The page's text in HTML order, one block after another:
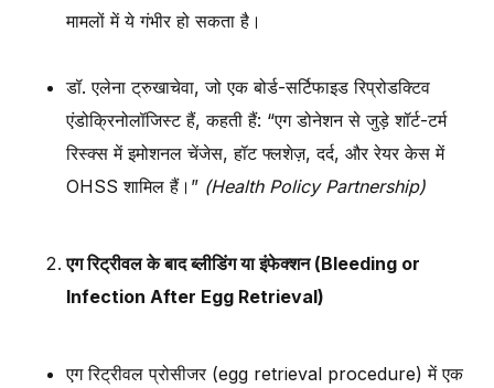
मामलों में ये गंभीर हो सकता है।
डॉ. एलेना ट्रुखाचेवा, जो एक बोर्ड-सर्टिफाइड रिप्रोडक्टिव
एंडोक्रिनोलॉजिस्ट हैं, कहती हैं: “एग डोनेशन से जुड़े शॉर्ट-टर्म
रिस्क्स में इमोशनल चेंजेस, हॉट फ्लशेज़, दर्द, और रेयर केस में
OHSS शामिल हैं।” (Health Policy Partnership)
एग रिट्रीवल के बाद ब्लीडिंग या इंफेक्शन (Bleeding or
Infection After Egg Retrieval)
एग रिट्रीवल प्रोसीजर (egg retrieval procedure) में एक